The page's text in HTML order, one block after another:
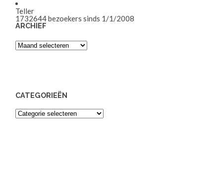
Teller
1732644bezoekers sinds 1/1/2008
ARCHIEF
Archief
CATEGORIEËN
Categorieën